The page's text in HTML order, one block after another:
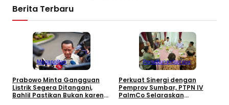
Berita Terbaru
Megapolitan
Prabowo Minta Gangguan
Listrik Segera Ditangani,
Bahlil Pastikan Bukan karena
PerkebunanSumbar
Perkuat Sinergi dengan
Pemprov Sumbar, PTPN IV
PalmCo Selaraskan